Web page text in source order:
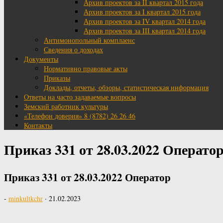
Архив проектов за II квартал 2015 года
Архив проектов за I квартал 2015 года
Архив проектов за IV квартал 2014 года
Архив проектов за III квартал 2014 года
Антимонопольный комплаенс
Сведения о доходах
Документы
Нормативно правовые акты
Приказы
Доклады, отчеты, обзоры, статистическая информация
Ответы на часто задаваемые вопросы
Земский работник культуры
«Телефон доверия» 8 (8782) 26 26 46
Контакты
Приказ 331 от 28.03.2022
Приказ 331 от 28.03.2022 Оператор
- minkultkchr · 21.02.2023